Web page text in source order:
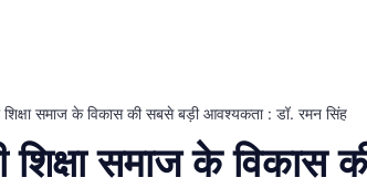
समाज के विकास की सबसे बड़ी आवश्यकता : डॉ. रमन सिंह
समाज के विकास